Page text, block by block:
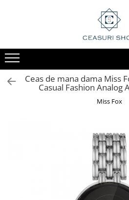
Ceas de mana dama Miss
Casual Fashion Analog
Miss Fox